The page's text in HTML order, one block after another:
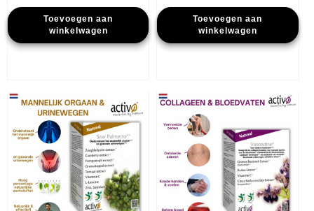
prijs
was:
€29,99.
prijs
is:
€26,99.
Toevoegen aan
winkelwagen
Toevoegen aan
winkelwagen